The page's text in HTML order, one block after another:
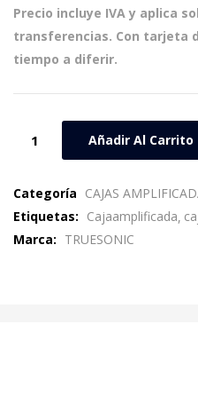
Precio incluye IVA y aplica
transferencias. Con tarjeta
tiempo a diferir.
Añadir Al Carrito
Categoría CAJAS
Etiquetas: Cajaamplificada
Marca: TRUESONIC